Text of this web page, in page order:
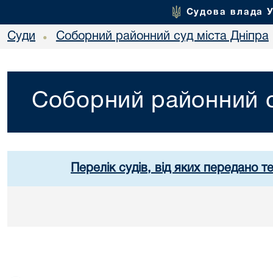
Судова влада
Суди • Соборний районний суд міста Дніпра
Соборний районний
Перелік судів, від яких передано